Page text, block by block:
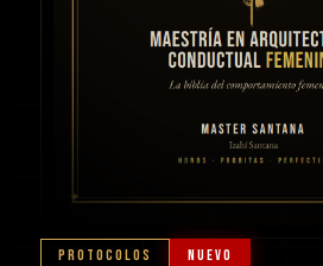
PROTOCOLOS NUEVO